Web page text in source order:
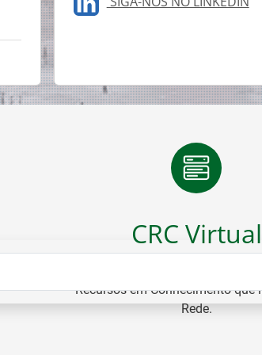
CRC Virtual
Plataforma colaborativa dos
Recursos em Conhecimento que
Rede.